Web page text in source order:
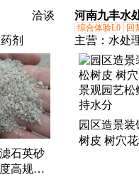
洽谈
剂
石英砂
高规格
河南九丰水
综合体验L0 回
主营： 水处
园区造景装
树皮 树穴